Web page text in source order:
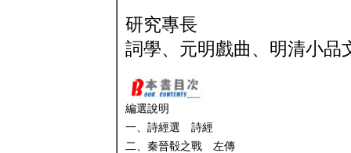
研究專長
詞學、元明戲曲、明清小品
編選說明
一、詩經選 詩經
二、秦晉殽之戰 左傳